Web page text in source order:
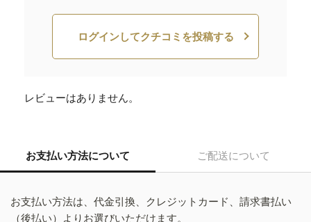
ログインしてクチコミを投稿する
レビューはありません。
お支払い方法について ご配送について
お支払い方法は、代金引換、クレジットカード、請求書払い
（後払い）よりお選びいただけます。